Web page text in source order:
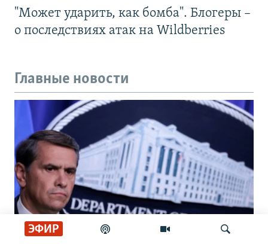
ЭФИР
"Может ударить, как бомба". Блогеры –
о последствиях атак на Wildberries
Главные новости